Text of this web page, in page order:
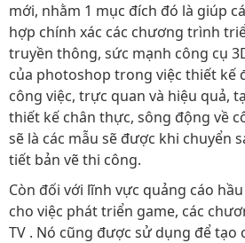
mới, nhằm 1 mục đích đó là giúp
hợp chính xác các chương trình
truyền thông, sức mạnh công cụ
của photoshop trong việc thiết kế
công việc, trực quan và hiệu quả,
thiết kế chân thực, sông động về
sẽ là các mẫu sẽ được khi chuyển
tiết bản vẽ thi công.
Còn đối với lĩnh vực quảng cáo
cho việc phát triển game, các
TV . Nó cũng được sử dụng để tạo